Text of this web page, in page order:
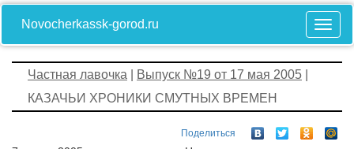
Novocherkassk-gorod.ru
Частная лавочка Выпуск №19 от 17 мая 2005
КАЗАЧЬИ ХРОНИКИ СМУТНЫХ ВРЕМЕН
Поделиться